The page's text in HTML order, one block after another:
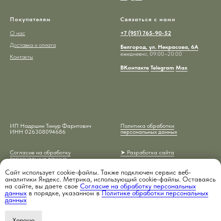
Сайт использует cookie-файлы. Также подключен сервис веб-
аналитики Яндекс. Метрика, использующий cookie-файлы. Оставаясь
на сайте, вы даете свое Согласие на обработку персональных
данных в порядке, указанном вПолитике обработки персональных
данных
Покупателям
О нас
Доставка и оплата
Контакты
Связаться с нами
+7 (951) 765-90-52
Белгород, ул. Некрасова, 6А
ежедневно, 09:00–20:00
ВКонтакте Telegram Max
ИП Надршин Тимур Фаритович
ИНН 026308094686
Политика обработки
персональных данных
Согласие на обработку
персональных данных
➤ Разработка сайта